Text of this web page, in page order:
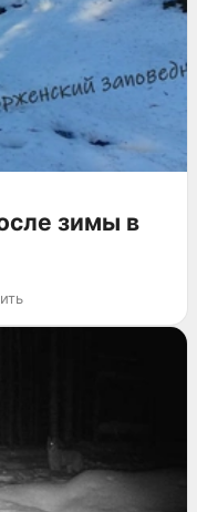
зимы в